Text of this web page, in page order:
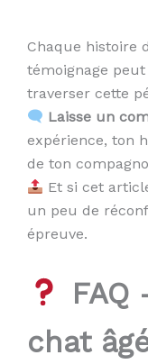
Chaque histoire
témoignage
traverser cette
Laisse un
expérience, ton
de ton
Et si cet
un peu de
épreuve.
FAQ
chat